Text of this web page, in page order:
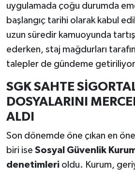
uygulamada çoğu durumda
başlangıç tarihi olarak kabul
uzun süredir kamuoyunda
ederken, staj mağdurları
talepler de gündeme
SGK SAHTE
DOSYALARINI
ALDI
Son dönemde öne çıkan en
biri ise Sosyal Güvenlik
denetimlerioldu. Kurum,